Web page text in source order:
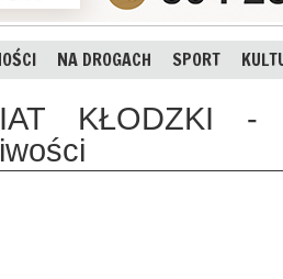
NA DROGACH SPORT
KŁODZKI -